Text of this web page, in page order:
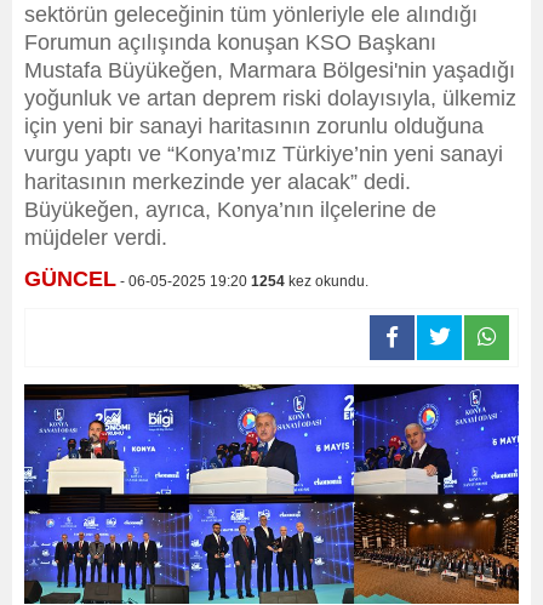
sektörün geleceğinin tüm yönleriyle ele alındığı
Forumun açılışında konuşan KSO Başkanı
Mustafa Büyükeğen, Marmara Bölgesi'nin yaşadığı
yoğunluk ve artan deprem riski dolayısıyla, ülkemiz
için yeni bir sanayi haritasının zorunlu olduğuna
vurgu yaptı ve “Konya’mız Türkiye’nin yeni sanayi
haritasının merkezinde yer alacak” dedi.
Büyükeğen, ayrıca, Konya’nın ilçelerine de
müjdeler verdi.
GÜNCEL - 06-05-2025 19:20 1254 kez okundu.